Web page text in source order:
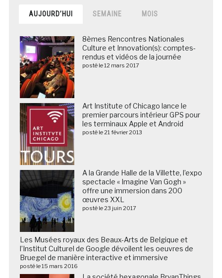
AUJOURD’HUI SEMAINE MOIS
8èmes Rencontres Nationales
Culture et Innovation(s): comptes-
rendus et vidéos de la journée
posté le 12 mars 2017
Art Institute of Chicago lance le
premier parcours intérieur GPS pour
les terminaux Apple et Android
posté le 21 février 2013
A la Grande Halle de la Villette, l’expo
spectacle « Imagine Van Gogh »
offre une immersion dans 200
œuvres XXL
posté le 23 juin 2017
Les Musées royaux des Beaux-Arts de Belgique et
l’Institut Culturel de Google dévoilent les oeuvres de
Bruegel de manière interactive et immersive
posté le 15 mars 2016